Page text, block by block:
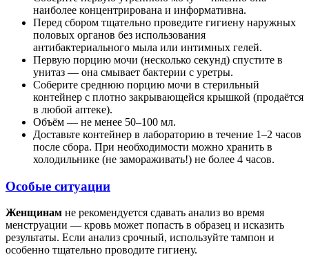
наиболее концентрирована и информативна.
Перед сбором тщательно проведите гигиену наружных
половых органов без использования
антибактериального мыла или интимных гелей.
Первую порцию мочи (несколько секунд) спустите в
унитаз — она смывает бактерии с уретры.
Соберите среднюю порцию мочи в стерильный
контейнер с плотно закрывающейся крышкой (продаётся
в любой аптеке).
Объём — не менее 50–100 мл.
Доставьте контейнер в лабораторию в течение 1–2 часов
после сбора. При необходимости можно хранить в
холодильнике (не замораживать!) не более 4 часов.
Особые ситуации
Женщинам не рекомендуется сдавать анализ во время
менструации — кровь может попасть в образец и исказить
результаты. Если анализ срочный, используйте тампон и
особенно тщательно проводите гигиену.